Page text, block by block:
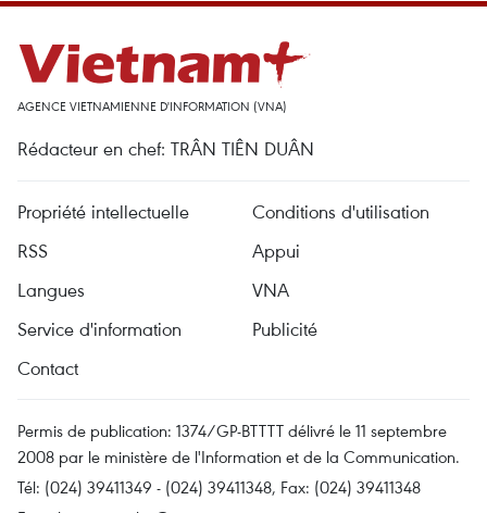
AGENCE VIETNAMIENNE D'INFORMATION (VNA)
Rédacteur en chef: TRÂN TIÊN DUÂN
Propriété intellectuelle
Conditions d'utilisation
RSS
Appui
Langues
VNA
Service d'information
Publicité
Contact
Permis de publication: 1374/GP-BTTTT délivré le 11 septembre
2008 par le ministère de l'Information et de la Communication.
Tél: (024) 39411349 - (024) 39411348, Fax: (024) 39411348